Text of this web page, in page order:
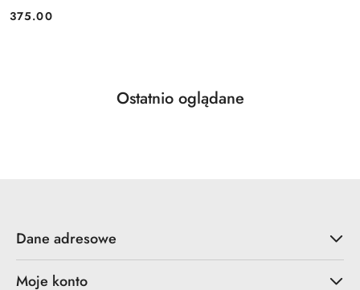
Cena:
375.00
Pomiń karuzelę produktów
Produkty
Ostatnio oglądane
Dane adresowe
Moje konto